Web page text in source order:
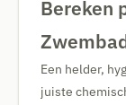
Bereken
Een helder,
juiste